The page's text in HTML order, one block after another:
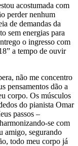
acostumada com
perder nenhum
de demandas da
sem energias para
o ingresso com
a tempo de ouvir
não me concentro
pensamentos dão a
corpo. Os músculos
do pianista Omar
passos –
se com
amigo, segurando
todo meu corpo já